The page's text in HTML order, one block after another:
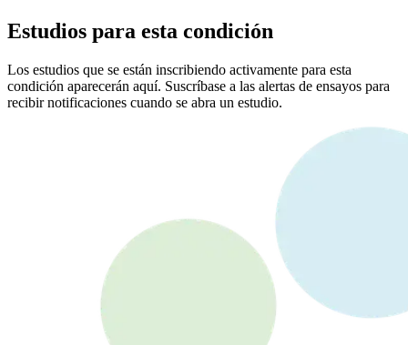
Estudios para esta condición
Los estudios que se están inscribiendo activamente para esta
condición aparecerán aquí. Suscríbase a las alertas de ensayos para
recibir notificaciones cuando se abra un estudio.